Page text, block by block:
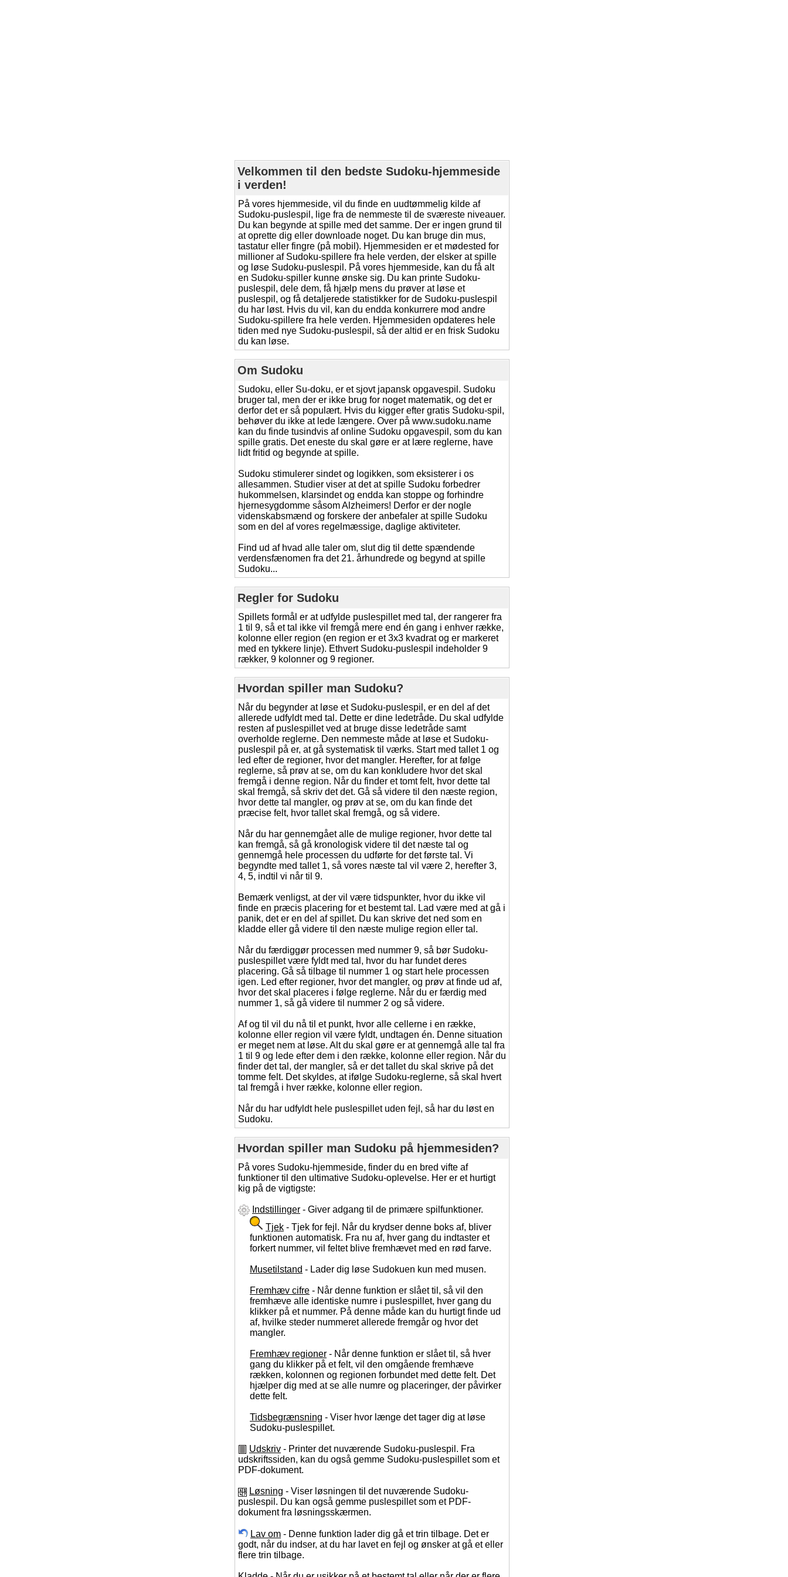
Velkommen til den bedste Sudoku-hjemmeside
i verden!
På vores hjemmeside, vil du finde en uudtømmelig kilde af
Sudoku-puslespil, lige fra de nemmeste til de sværeste niveauer.
Du kan begynde at spille med det samme. Der er ingen grund til
at oprette dig eller downloade noget. Du kan bruge din mus,
tastatur eller fingre (på mobil). Hjemmesiden er et mødested for
millioner af Sudoku-spillere fra hele verden, der elsker at spille
og løse Sudoku-puslespil. På vores hjemmeside, kan du få alt
en Sudoku-spiller kunne ønske sig. Du kan printe Sudoku-
puslespil, dele dem, få hjælp mens du prøver at løse et
puslespil, og få detaljerede statistikker for de Sudoku-puslespil
du har løst. Hvis du vil, kan du endda konkurrere mod andre
Sudoku-spillere fra hele verden. Hjemmesiden opdateres hele
tiden med nye Sudoku-puslespil, så der altid er en frisk Sudoku
du kan løse.
Om Sudoku
Sudoku, eller Su-doku, er et sjovt japansk opgavespil. Sudoku
bruger tal, men der er ikke brug for noget matematik, og det er
derfor det er så populært. Hvis du kigger efter gratis Sudoku-spil,
behøver du ikke at lede længere. Over på www.sudoku.name
kan du finde tusindvis af online Sudoku opgavespil, som du kan
spille gratis. Det eneste du skal gøre er at lære reglerne, have
lidt fritid og begynde at spille.
Sudoku stimulerer sindet og logikken, som eksisterer i os
allesammen. Studier viser at det at spille Sudoku forbedrer
hukommelsen, klarsindet og endda kan stoppe og forhindre
hjernesygdomme såsom Alzheimers! Derfor er der nogle
videnskabsmænd og forskere der anbefaler at spille Sudoku
som en del af vores regelmæssige, daglige aktiviteter.
Find ud af hvad alle taler om, slut dig til dette spændende
verdensfænomen fra det 21. århundrede og begynd at spille
Sudoku...
Regler for Sudoku
Spillets formål er at udfylde puslespillet med tal, der rangerer fra
1 til 9, så et tal ikke vil fremgå mere end én gang i enhver række,
kolonne eller region (en region er et 3x3 kvadrat og er markeret
med en tykkere linje). Ethvert Sudoku-puslespil indeholder 9
rækker, 9 kolonner og 9 regioner.
Hvordan spiller man Sudoku?
Når du begynder at løse et Sudoku-puslespil, er en del af det
allerede udfyldt med tal. Dette er dine ledetråde. Du skal udfylde
resten af puslespillet ved at bruge disse ledetråde samt
overholde reglerne. Den nemmeste måde at løse et Sudoku-
puslespil på er, at gå systematisk til værks. Start med tallet 1 og
led efter de regioner, hvor det mangler. Herefter, for at følge
reglerne, så prøv at se, om du kan konkludere hvor det skal
fremgå i denne region. Når du finder et tomt felt, hvor dette tal
skal fremgå, så skriv det det. Gå så videre til den næste region,
hvor dette tal mangler, og prøv at se, om du kan finde det
præcise felt, hvor tallet skal fremgå, og så videre.
Når du har gennemgået alle de mulige regioner, hvor dette tal
kan fremgå, så gå kronologisk videre til det næste tal og
gennemgå hele processen du udførte for det første tal. Vi
begyndte med tallet 1, så vores næste tal vil være 2, herefter 3,
4, 5, indtil vi når til 9.
Bemærk venligst, at der vil være tidspunkter, hvor du ikke vil
finde en præcis placering for et bestemt tal. Lad være med at gå i
panik, det er en del af spillet. Du kan skrive det ned som en
kladde eller gå videre til den næste mulige region eller tal.
Når du færdiggør processen med nummer 9, så bør Sudoku-
puslespillet være fyldt med tal, hvor du har fundet deres
placering. Gå så tilbage til nummer 1 og start hele processen
igen. Led efter regioner, hvor det mangler, og prøv at finde ud af,
hvor det skal placeres i følge reglerne. Når du er færdig med
nummer 1, så gå videre til nummer 2 og så videre.
Af og til vil du nå til et punkt, hvor alle cellerne i en række,
kolonne eller region vil være fyldt, undtagen én. Denne situation
er meget nem at løse. Alt du skal gøre er at gennemgå alle tal fra
1 til 9 og lede efter dem i den række, kolonne eller region. Når du
finder det tal, der mangler, så er det tallet du skal skrive på det
tomme felt. Det skyldes, at ifølge Sudoku-reglerne, så skal hvert
tal fremgå i hver række, kolonne eller region.
Når du har udfyldt hele puslespillet uden fejl, så har du løst en
Sudoku.
Hvordan spiller man Sudoku på hjemmesiden?
På vores Sudoku-hjemmeside, finder du en bred vifte af
funktioner til den ultimative Sudoku-oplevelse. Her er et hurtigt
kig på de vigtigste:
Indstillinger - Giver adgang til de primære spilfunktioner.
Tjek - Tjek for fejl. Når du krydser denne boks af, bliver
funktionen automatisk. Fra nu af, hver gang du indtaster et
forkert nummer, vil feltet blive fremhævet med en rød farve.
Musetilstand - Lader dig løse Sudokuen kun med musen.
Fremhæv cifre - Når denne funktion er slået til, så vil den
fremhæve alle identiske numre i puslespillet, hver gang du
klikker på et nummer. På denne måde kan du hurtigt finde ud
af, hvilke steder nummeret allerede fremgår og hvor det
mangler.
Fremhæv regioner - Når denne funktion er slået til, så hver
gang du klikker på et felt, vil den omgående fremhæve
rækken, kolonnen og regionen forbundet med dette felt. Det
hjælper dig med at se alle numre og placeringer, der påvirker
dette felt.
Tidsbegrænsning - Viser hvor længe det tager dig at løse
Sudoku-puslespillet.
Udskriv - Printer det nuværende Sudoku-puslespil. Fra
udskriftssiden, kan du også gemme Sudoku-puslespillet som et
PDF-dokument.
Løsning - Viser løsningen til det nuværende Sudoku-
puslespil. Du kan også gemme puslespillet som et PDF-
dokument fra løsningsskærmen.
Lav om - Denne funktion lader dig gå et trin tilbage. Det er
godt, når du indser, at du har lavet en fejl og ønsker at gå et eller
flere trin tilbage.